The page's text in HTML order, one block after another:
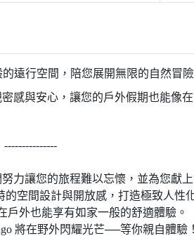
遠行空間，陪您展開無限的自然冒險
感與安心，讓您的戶外假期也能像在
---------------
力讓您的旅程難以忘懷，並為您獻
的空間設計與開放感，打造極致人性
戶外也能享有如家一般的舒適體驗。
將在野外閃耀光芒──等你親自體驗！